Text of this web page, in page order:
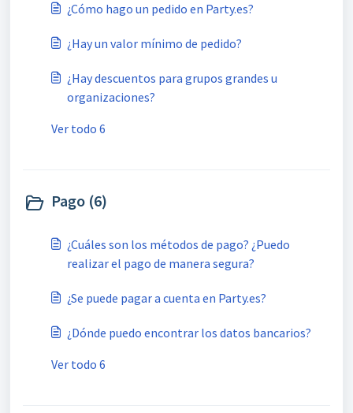
¿Cómo hago un pedido en Party.es?
¿Hay un valor mínimo de pedido?
¿Hay descuentos para grupos grandes u
organizaciones?
Ver todo 6
Pago (6)
¿Cuáles son los métodos de pago? ¿Puedo
realizar el pago de manera segura?
¿Se puede pagar a cuenta en Party.es?
¿Dónde puedo encontrar los datos bancarios?
Ver todo 6